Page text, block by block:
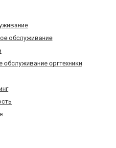
обслуживание
обслуживание оргтехники